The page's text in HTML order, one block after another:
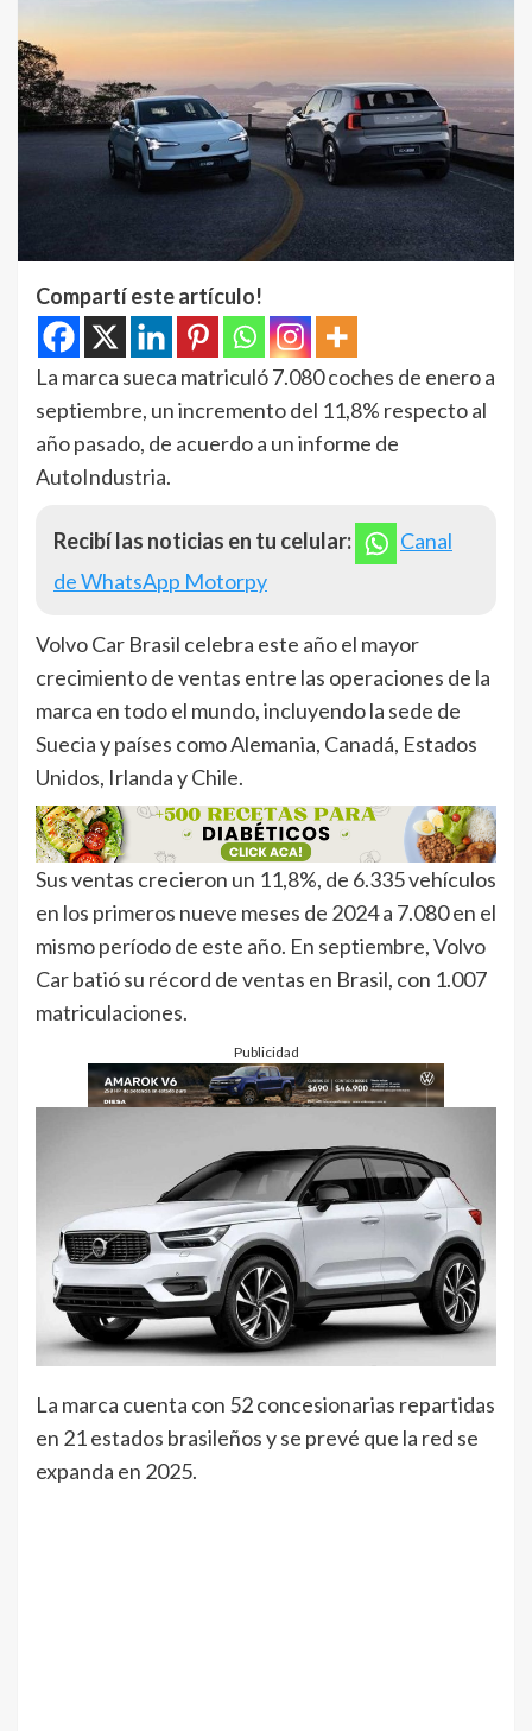
Compartí este artículo!
La marca sueca matriculó 7.080 coches de enero a
septiembre, un incremento del 11,8% respecto al
año pasado, de acuerdo a un informe de
AutoIndustria.
Recibí las noticias en tu celular:
Canal
de WhatsApp Motorpy
Volvo Car Brasil celebra este año el mayor
crecimiento de ventas entre las operaciones de la
marca en todo el mundo, incluyendo la sede de
Suecia y países como Alemania, Canadá, Estados
Unidos, Irlanda y Chile.
Sus ventas crecieron un 11,8%, de 6.335 vehículos
en los primeros nueve meses de 2024 a 7.080 en el
mismo período de este año. En septiembre, Volvo
Car batió su récord de ventas en Brasil, con 1.007
matriculaciones.
Publicidad
La marca cuenta con 52 concesionarias repartidas
en 21 estados brasileños y se prevé que la red se
expanda en 2025.